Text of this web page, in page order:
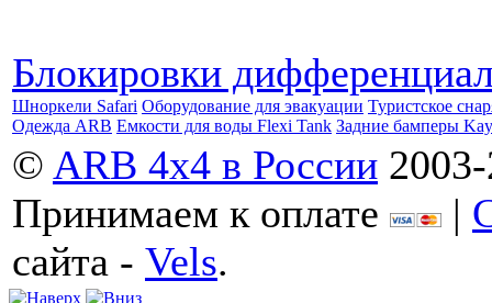
Блокировки
Шноркели Safari Оборудование для эвакуации Туристское
Одежда ARB Емкости для воды Flexi Tank Задние бамперы
© ARB 4x4 в России
Принимаем к оплате
|
сайта - Vels.